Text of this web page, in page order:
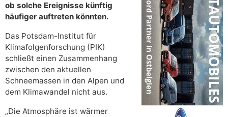
ob solche Ereignisse künftig
häufiger auftreten könnten.
Das Potsdam-Institut für
Klimafolgenforschung (PIK)
schließt einen Zusammenhang
zwischen den aktuellen
Schneemassen in den Alpen und
dem Klimawandel nicht aus.
„Die Atmosphäre ist wärmer